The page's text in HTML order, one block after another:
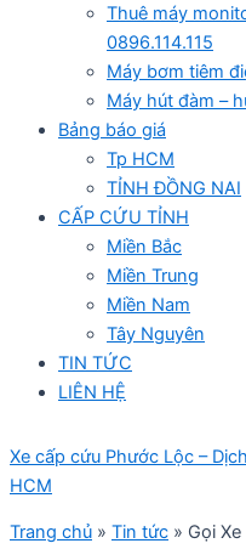
Thuê máy
0896.114.115
Máy bơm tiêm
Máy hút đàm –
Bảng báo giá
Tp HCM
TỈNH ĐỒNG NAI
CẤP CỨU TỈNH
Miền Bắc
Miền Trung
Miền Nam
Tây Nguyên
TIN TỨC
LIÊN HỆ
Xe cấp cứu Phước Lộc –
HCM
Trang chủ » Tin tức » Gọi